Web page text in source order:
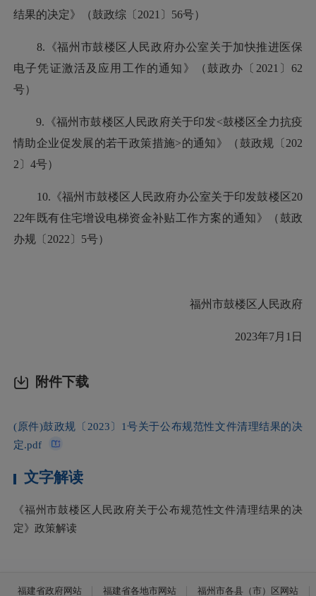
结果的决定》（鼓政综〔2021〕56号）
8.《福州市鼓楼区人民政府办公室关于加快推进医保
电子凭证激活及应用工作的通知》（鼓政办〔2021〕62
号）
9.《福州市鼓楼区人民政府关于印发<鼓楼区全力抗疫
情助企业促发展的若干政策措施>的通知》（鼓政规〔202
2〕4号）
10.《福州市鼓楼区人民政府办公室关于印发鼓楼区20
22年既有住宅增设电梯资金补贴工作方案的通知》（鼓政
办规〔2022〕5号）
福州市鼓楼区人民政府
2023年7月1日
附件下载
(原件)鼓政规〔2023〕1号关于公布规范性文件清理结果的决
定.pdf
文字解读
《福州市鼓楼区人民政府关于公布规范性文件清理结果的决
定》政策解读
福建省政府网站 福建省各地市网站 福州市各县（市）区网站